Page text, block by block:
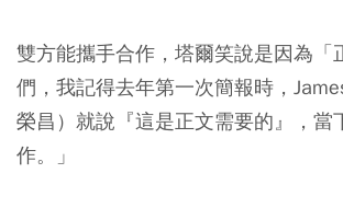
雙方能攜手合作，塔爾笑說是因為「
們，我記得去年第一次簡報時，
榮昌）就說『這是正文需要的』，當
作。」